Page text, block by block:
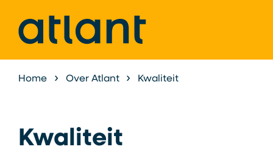
Home Over Atlant Kwaliteit
Kwaliteit